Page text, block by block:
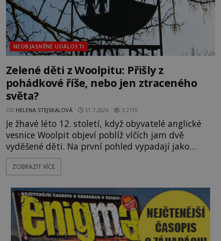
NEOBJASNĚNÉ UDÁLOSTI
Zelené děti z Woolpitu: Přišly z
pohádkové říše, nebo jen ztraceného
světa?
OD HELENA STEJSKALOVÁ 31.7.2026 3.2TIS
Je žhavé léto 12. století, když obyvatelé anglické
vesnice Woolpit objeví poblíž vlčích jam dvě
vyděšené děti. Na první pohled vypadají jako
každé jiné, až na jednu děsivou výjimku. Jejich
kůže má nazelenalý odstín, mluví
kromě syrových bobů. Příběh se rychle stává
jednou z největších záhad středověké Anglie a ani
po téměř devíti stech letech není
ZOBRAZIT VÍCE